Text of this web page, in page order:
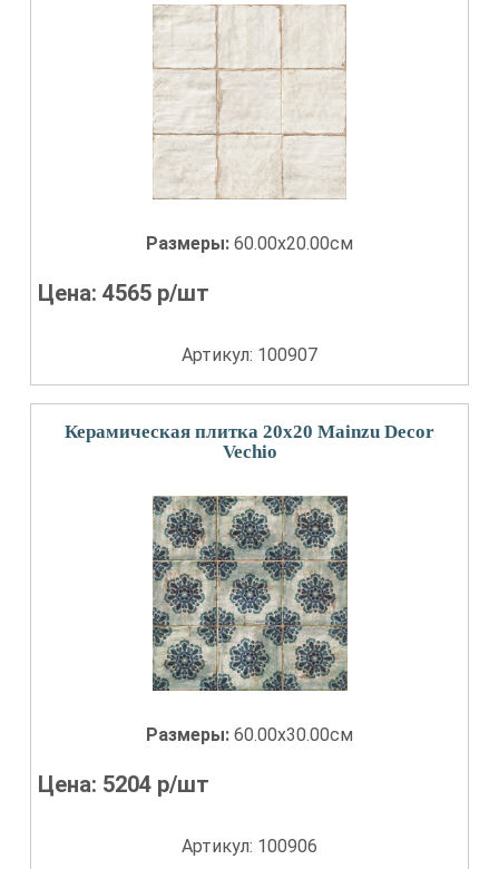
Размеры: 60.00x20.00см
Цена:4565 р/шт
Артикул: 100907
Керамическая плитка 20x20 Mainzu Decor
Vechio
Размеры: 60.00x30.00см
Цена: 5204 р/шт
Артикул: 100906